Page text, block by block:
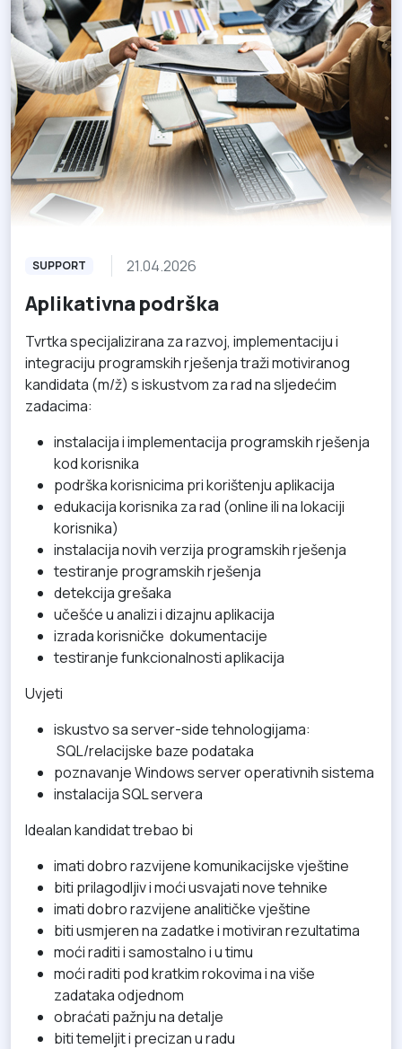
SUPPORT 21.04.2026
Aplikativna podrška
Tvrtka specijalizirana za razvoj, implementaciju i
integraciju programskih rješenja traži motiviranog
kandidata (m/ž) s iskustvom za rad na sljedećim
zadacima:
instalacija i implementacija programskih rješenja
kod korisnika
podrška korisnicima pri korištenju aplikacija
edukacija korisnika za rad (online ili na lokaciji
korisnika)
instalacija novih verzija programskih rješenja
testiranje programskih rješenja
detekcija grešaka
učešće u analizi i dizajnu aplikacija
izrada korisničke dokumentacije
testiranje funkcionalnosti aplikacija
Uvjeti
iskustvo sa server-side tehnologijama:
SQL/relacijske baze podataka
poznavanje Windows server operativnih sistema
instalacija SQL servera
Idealan kandidat trebao bi
imati dobro razvijene komunikacijske vještine
biti prilagodljiv i moći usvajati nove tehnike
imati dobro razvijene analitičke vještine
biti usmjeren na zadatke i motiviran rezultatima
moći raditi i samostalno i u timu
moći raditi pod kratkim rokovima i na više
zadataka odjednom
obraćati pažnju na detalje
biti temeljit i precizan u radu